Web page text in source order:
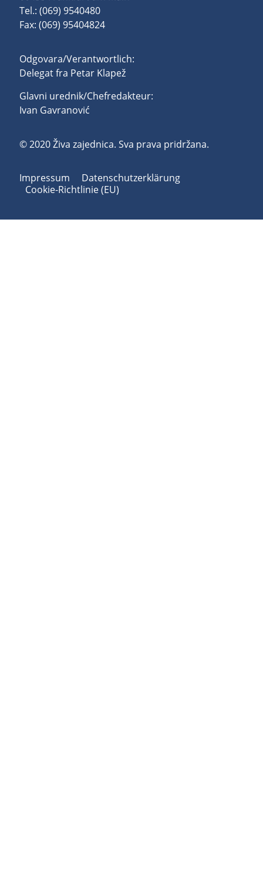
Tel.: (069) 9540480
Fax: (069) 95404824
Odgovara/Verantwortlich:
Delegat fra Petar Klapež
Glavni urednik/Chefredakteur:
Ivan Gavranović
© 2020 Živa zajednica. Sva prava pridržana.
Impressum
Datenschutzerklärung
Cookie-Richtlinie (EU)